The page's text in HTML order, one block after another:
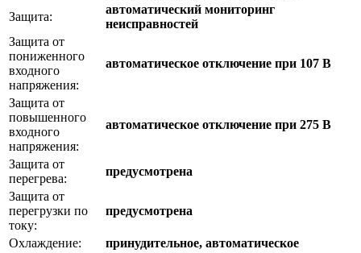
Защита:
автоматический мониторинг
неисправностей
Защита от
пониженного
входного
напряжения:
автоматическое отключение при 107 В
Защита от
повышенного
входного
напряжения:
автоматическое отключение при 275 В
Защита от
перегрева:
предусмотрена
Защита от
перегрузки по
току:
предусмотрена
Охлаждение:
принудительное, автоматическое